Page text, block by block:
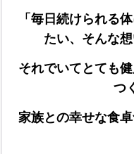
「毎日続けられる
たい、そんな
それでいてとても
つ
家族との幸せな食